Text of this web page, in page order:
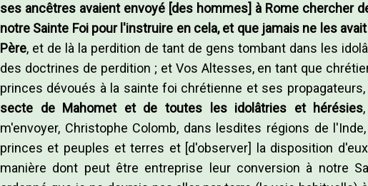
ses ancêtres avaient envoyé [des hommes] à Rome chercher
notre Sainte Foi pour l'instruire en cela, et que jamais ne les
Père, et de là la perdition de tant de gens tombant dans les
des doctrines de perdition ; et Vos Altesses, en tant que
princes dévoués à la sainte foi chrétienne et ses
secte de Mahomet et de toutes les idolâtries et hérésies
m'envoyer, Christophe Colomb, dans lesdites régions de
princes et peuples et terres et [d'observer] la disposition
manière dont peut être entreprise leur conversion à notre